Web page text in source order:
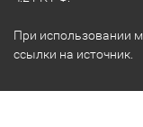
При использовании
ссылки на источник.